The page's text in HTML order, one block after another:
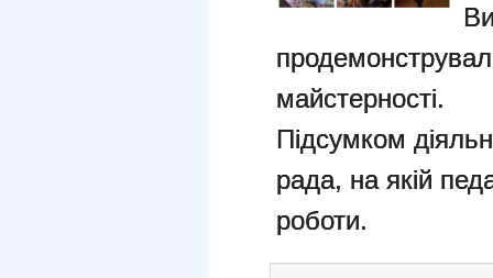
майстерності.
Підсумком
рада, на якій
роботи.